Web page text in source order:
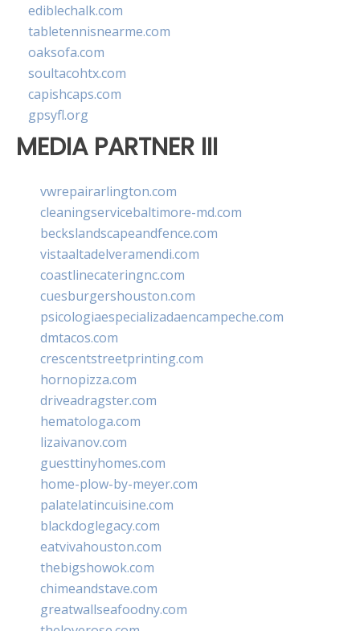
ediblechalk.com
tabletennisnearme.com
oaksofa.com
soultacohtx.com
capishcaps.com
gpsyfl.org
MEDIA PARTNER III
vwrepairarlington.com
cleaningservicebaltimore-md.com
beckslandscapeandfence.com
vistaaltadelveramendi.com
coastlinecateringnc.com
cuesburgershouston.com
psicologiaespecializadaencampeche.com
dmtacos.com
crescentstreetprinting.com
hornopizza.com
driveadragster.com
hematologa.com
lizaivanov.com
guesttinyhomes.com
home-plow-by-meyer.com
palatelatincuisine.com
blackdoglegacy.com
eatvivahouston.com
thebigshowok.com
chimeandstave.com
greatwallseafoodny.com